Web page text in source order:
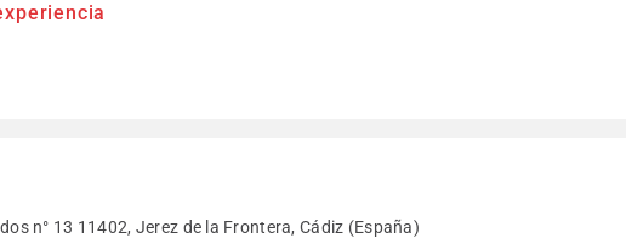
n° 13 11402, Jerez de la Frontera, Cádiz (España)